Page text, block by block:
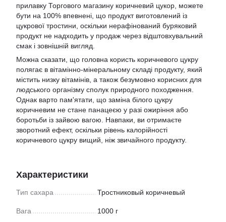
прилавку Торгового магазину коричневий цукор, можете
бути на 100% впевнені, що продукт виготовлений із
цукрової тростини, оскільки нерафінований буряковий
продукт не надходить у продаж через відштовхувальний
смак і зовнішній вигляд.
Можна сказати, що головна користь коричневого цукру
полягає в вітамінно-мінеральному складі продукту, який
містить низку вітамінів, а також безумовно корисних для
людського організму сполук природного походження.
Однак варто пам'ятати, що заміна білого цукру
коричневим не стане панацеєю у разі ожиріння або
боротьби із зайвою вагою. Навпаки, ви отримаєте
зворотний ефект, оскільки рівень калорійності
коричневого цукру вищий, ніж звичайного продукту.
Характеристики
Тип сахара Тростниковый коричневый
Вага 1000 г